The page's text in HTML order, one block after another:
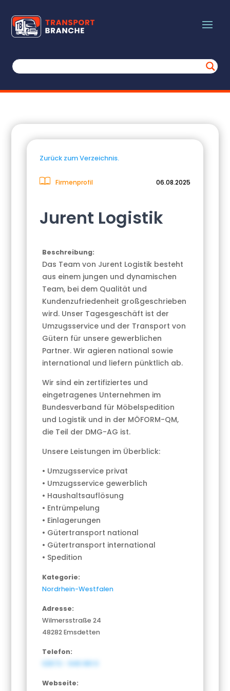
Zurück zum Verzeichnis.
Firmenprofil 06.08.2025
Jurent Logistik
Beschreibung:
Das Team von Jurent Logistik besteht
aus einem jungen und dynamischen
Team, bei dem Qualität und
Kundenzufriedenheit großgeschrieben
wird. Unser Tagesgeschäft ist der
Umzugsservice und der Transport von
Gütern für unsere gewerblichen
Partner. Wir agieren national sowie
international und liefern pünktlich ab.
Wir sind ein zertifiziertes und
eingetragenes Unternehmen im
Bundesverband für Möbelspedition
und Logistik und in der MÖFORM-QM,
die Teil der DMG-AG ist.
Unsere Leistungen im Überblick:
• Umzugsservice privat
• Umzugsservice gewerblich
• Haushaltsauflösung
• Entrümpelung
• Einlagerungen
• Gütertransport national
• Gütertransport international
• Spedition
Kategorie:
Nordrhein-Westfalen
Adresse:
Wilmersstraße 24
48282 Emsdetten
Telefon:
02572 - 946 961 0
Webseite: